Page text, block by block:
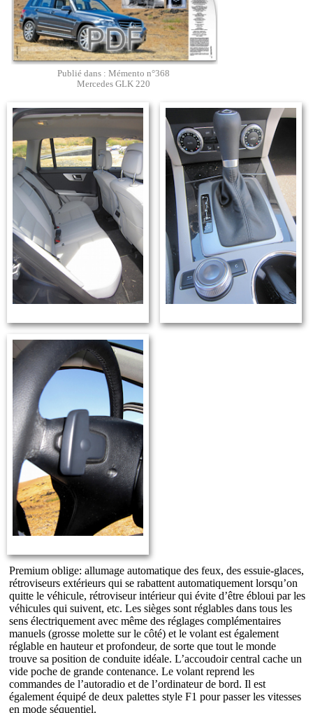
Publié dans : Mémento n°368
Mercedes GLK 220
Premium oblige: allumage automatique des feux, des essuie-glaces,
rétroviseurs extérieurs qui se rabattent automatiquement lorsqu’on
quitte le véhicule, rétroviseur intérieur qui évite d’être ébloui par les
véhicules qui suivent, etc. Les sièges sont réglables dans tous les
sens électriquement avec même des réglages complémentaires
manuels (grosse molette sur le côté) et le volant est également
réglable en hauteur et profondeur, de sorte que tout le monde
trouve sa position de conduite idéale. L’accoudoir central cache un
vide poche de grande contenance. Le volant reprend les
commandes de l’autoradio et de l’ordinateur de bord. Il est
également équipé de deux palettes style F1 pour passer les vitesses
en mode séquentiel.